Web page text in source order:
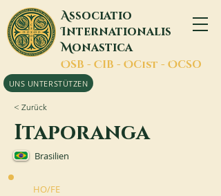
Associatio
Internationalis
Monastica
OSB - CIB - OCist - OCSO
UNS UNTERSTÜTZEN
< Zurück
Itaporanga
Brasilien
HO/FE